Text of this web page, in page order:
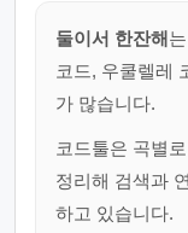
둘이서 한잔해
코드, 우쿨렐레
가 많습니다.
코드툴은 곡별
정리해 검색과
하고 있습니다.